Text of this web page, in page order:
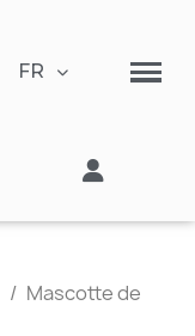
FR
Mascotte de